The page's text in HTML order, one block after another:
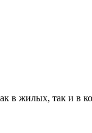
в жилых, так и в